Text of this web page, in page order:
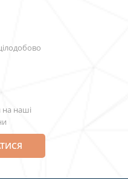
на наші